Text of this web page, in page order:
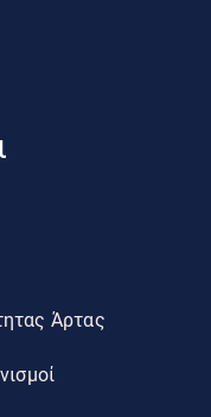
Άρτας